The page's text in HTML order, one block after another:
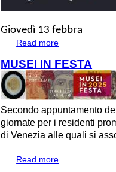
Giovedì 13 febbra
Read more
MUSEI IN FESTA
Secondo appuntamento
giornate per i residenti
di Venezia alle quali si
Read more